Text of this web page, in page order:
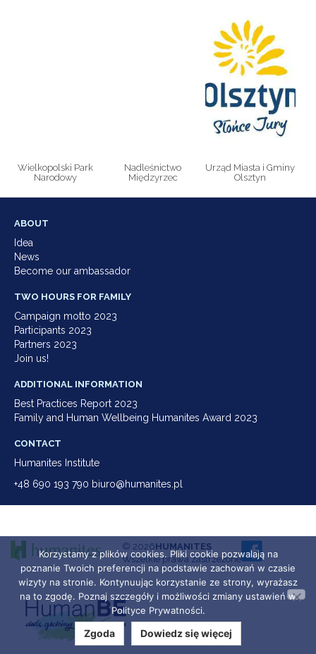
Wielkopolski Park
Narodowy
Nadleśnictwo
Międzyrzec
Urząd Miasta i Gminy
Olsztyn
ABOUT
Idea
News
Become our ambassador
TWO HOURS FOR FAMILY
Campaign motto 2023
Participants 2023
Partners 2023
Join us!
ADDITIONAL INFORMATION
Best Practices Report 2023
Family and Human Wellbeing Humanites Award 2023
CONTACT
Humanites Institute
+48 690 193 790 biuro@humanites.pl
Korzystamy z plików cookies. Pliki cookie pozwalają na
poznanie Twoich preferencji na podstawie zachowań w czasie
wizyty na stronie. Kontynuując korzystanie ze strony, wyrażasz
na to zgodę. Poznaj szczegóły i możliwości zmiany ustawień w
Polityce Prywatności.
Zgoda Dowiedz się więcej
© 2026HUMANITES
Wszelkie prawa zastrzeżone